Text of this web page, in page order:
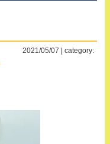
2021/05/07 | category: